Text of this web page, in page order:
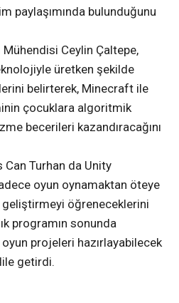
paylaşımında bulunduğunu
Mühendisi Ceylin Çaltepe,
üretken şekilde
belirterek, Minecraft ile
çocuklara algoritmik
becerileri kazandıracağını
Can Turhan da Unity
oyun oynamaktan öteye
geliştirmeyi öğreneceklerini
programın sonunda
oyun projeleri hazırlayabilecek
getirdi.